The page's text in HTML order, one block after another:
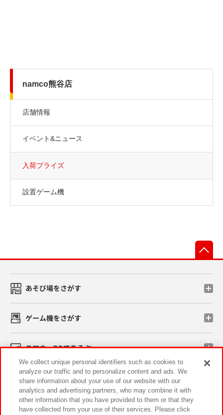
namco熊谷店
店舗情報
イベント&ニュース
入荷プライズ
設置ゲーム機
あそび場をさがす
ゲーム機をさがす
スマホ・PCであそぶ
イベント・キャンペーン
We collect unique personal identifiers such as cookies to
analyze our traffic and to personalize content and ads. We
share information about your use of our website with our
analytics and advertising partners, who may combine it with
other information that you have provided to them or that they
have collected from your use of their services. Please click